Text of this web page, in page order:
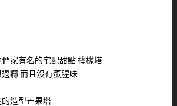
家有名的宅配甜點 檸檬塔
癮 而且沒有蛋腥味
造型芒果塔